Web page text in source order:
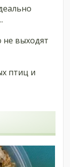
не выходят
птиц и